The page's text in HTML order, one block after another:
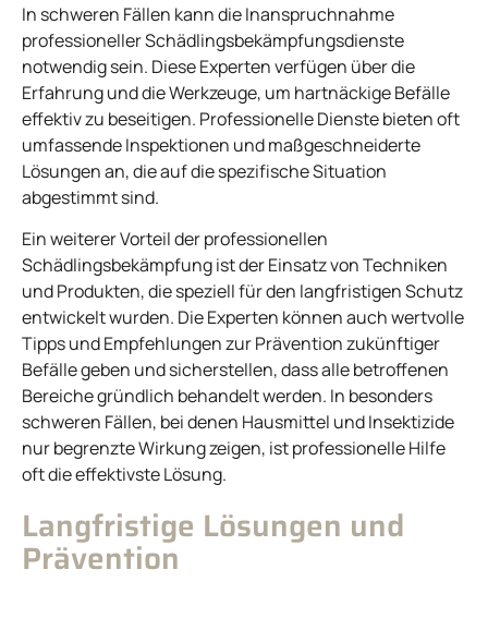
In schweren Fällen kann die Inanspruchnahme
professioneller Schädlingsbekämpfungsdienste
notwendig sein. Diese Experten verfügen über die
Erfahrung und die Werkzeuge, um hartnäckige Befälle
effektiv zu beseitigen. Professionelle Dienste bieten oft
umfassende Inspektionen und maßgeschneiderte
Lösungen an, die auf die spezifische Situation
abgestimmt sind.
Ein weiterer Vorteil der professionellen
Schädlingsbekämpfung ist der Einsatz von Techniken
und Produkten, die speziell für den langfristigen Schutz
entwickelt wurden. Die Experten können auch wertvolle
Tipps und Empfehlungen zur Prävention zukünftiger
Befälle geben und sicherstellen, dass alle betroffenen
Bereiche gründlich behandelt werden. In besonders
schweren Fällen, bei denen Hausmittel und Insektizide
nur begrenzte Wirkung zeigen, ist professionelle Hilfe
oft die effektivste Lösung.
Langfristige Lösungen und
Prävention